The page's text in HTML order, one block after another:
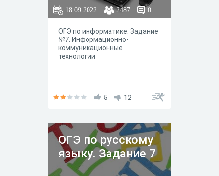
18.09.2022 2487 0
ОГЭ по информатике. Задание
№7. Информационно-
коммуникационные
технологии
5 12
ОГЭ по русскому
языку. Задание 7